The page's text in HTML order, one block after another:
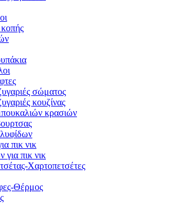
σώματος
κουζίνας
κρασιών
πικ νικ
για πικ νικ
Χαρτοπετσέτες
Θέρμος